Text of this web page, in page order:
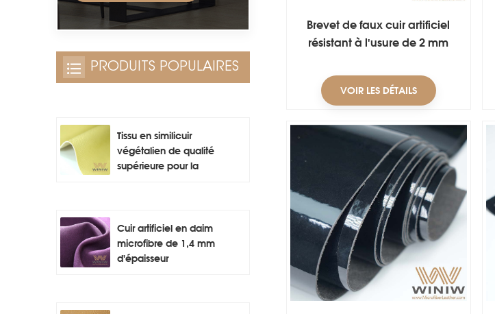
Brevet de faux cuir artificiel
résistant à l'usure de 2 mm
VOIR LES DÉTAILS
PRODUITS POPULAIRES
Tissu en similicuir
végétalien de qualité
supérieure pour la
Cuir artificiel en daim
microfibre de 1,4 mm
d'épaisseur